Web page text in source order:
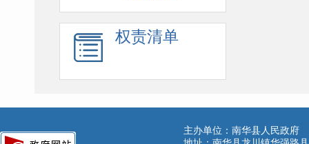
权责清单
主办单位：南华县人民政府